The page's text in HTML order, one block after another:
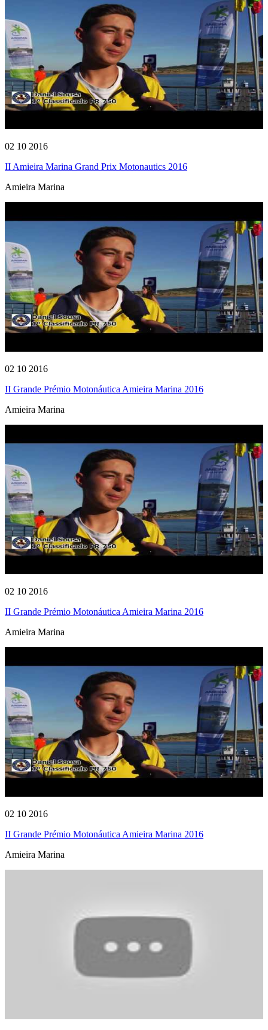
02 10 2016
II Amieira Marina Grand Prix Motonautics 2016
Amieira Marina
02 10 2016
II Grande Prémio Motonáutica Amieira Marina 2016
Amieira Marina
02 10 2016
II Grande Prémio Motonáutica Amieira Marina 2016
Amieira Marina
02 10 2016
II Grande Prémio Motonáutica Amieira Marina 2016
Amieira Marina